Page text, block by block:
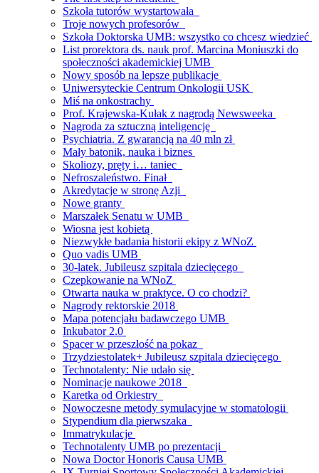
Szkoła tutorów wystartowała
Troje nowych profesorów
Szkoła Doktorska UMB: wszystko co chcesz wiedzieć
List prorektora ds. nauk prof. Marcina Moniuszki do
społeczności akademickiej UMB
Nowy sposób na lepsze publikacje
Uniwersyteckie Centrum Onkologii USK
Miś na onkostrachy
Prof. Krajewska-Kułak z nagrodą Newsweeka
Nagroda za sztuczną inteligencję
Psychiatria. Z gwarancją na 40 mln zł
Mały batonik, nauka i biznes
Skoliozy, pręty i… taniec
Nefroszaleństwo. Finał
Akredytacje w stronę Azji
Nowe granty
Marszałek Senatu w UMB
Wiosna jest kobietą
Niezwykłe badania historii ekipy z WNoZ
Quo vadis UMB
30-latek. Jubileusz szpitala dziecięcego
Czepkowanie na WNoZ
Otwarta nauka w praktyce. O co chodzi?
Nagrody rektorskie 2018
Mapa potencjału badawczego UMB
Inkubator 2.0
Spacer w przeszłość na pokaz
Trzydziestolatek+ Jubileusz szpitala dziecięcego
Technotalenty: Nie udało się
Nominacje naukowe 2018
Karetka od Orkiestry
Nowoczesne metody symulacyjne w stomatologii
Stypendium dla pierwszaka
Immatrykulacje
Technotalenty UMB po prezentacji
Nowa Doctor Honoris Causa UMB